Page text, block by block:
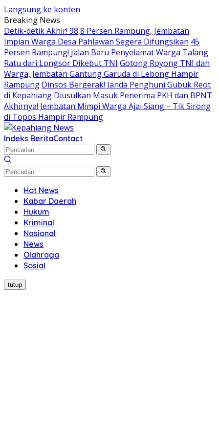
Langsung ke konten
Breaking News
Detik-detik Akhir! 98,8 Persen Rampung, Jembatan
Impian Warga Desa Pahlawan Segera Difungsikan 45
Persen Rampung! Jalan Baru Penyelamat Warga Talang
Ratu dari Longsor Dikebut TNI Gotong Royong TNI dan
Warga, Jembatan Gantung Garuda di Lebong Hampir
Rampung Dinsos Bergerak! Janda Penghuni Gubuk Reot
di Kepahiang Diusulkan Masuk Penerima PKH dan BPNT
Akhirnya! Jembatan Mimpi Warga Ajai Siang – Tik Sirong
di Topos Hampir Rampung
Indeks BeritaContact
Hot News
Kabar Daerah
Hukum
Kriminal
Nasional
News
Olahraga
Sosial
tutup